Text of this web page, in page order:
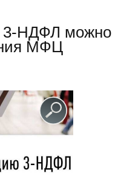
3-НДФЛ можно
МФЦ